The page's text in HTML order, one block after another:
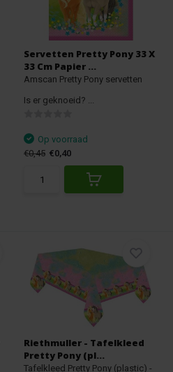
Servetten Pretty Pony 33 X
33 Cm Papier ...
Amscan Pretty Pony servetten
Is er geknoeid? ...
Op voorraad
€0,45 €0,40
Riethmuller - Tafelkleed
Pretty Pony (pl...
Tafelkleed Pretty Pony (plastic) -